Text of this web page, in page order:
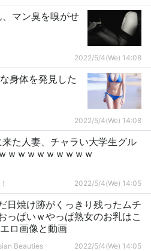
、マン臭を嗅がせ
2022/5/4(We) 14:08
身体を発見した
2022/5/4(We) 14:08
来た人妻、チャラい大学生グル
ｗｗｗｗｗｗｗｗｗ
2022/5/4(We) 14:05
日焼け跡がくっきり残ったムチ
っぱいｗやっぱ熟女のお乳はこ
ロ画像と動画
Beauties 2022/5/4(We) 14:05